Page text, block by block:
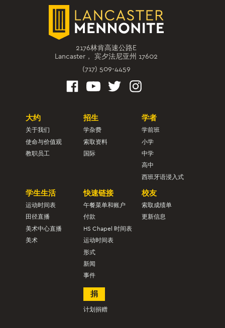
2176林肯高速公路E
Lancaster， 宾夕法尼亚州 17602
(717) 509-4459
大约
关于我们
使命与价值观
教职员工
招生
学杂费
索取资料
国际
学者
学前班
小学
中学
高中
西班牙语浸入式
学生生活
运动时间表
田径直播
美术中心直播
美术
快速链接
午餐菜单和账户
付款
HS Chapel 时间表
运动时间表
形式
新闻
事件
校友
索取成绩单
更新信息
捐
计划捐赠